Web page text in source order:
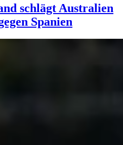
schlägt Australien
Spanien